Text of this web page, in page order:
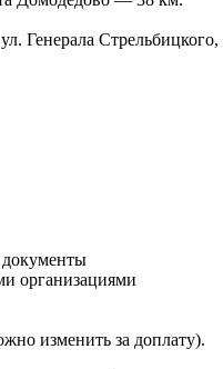
Генерала Стрельбицкого,
организациями
изменить за доплату).